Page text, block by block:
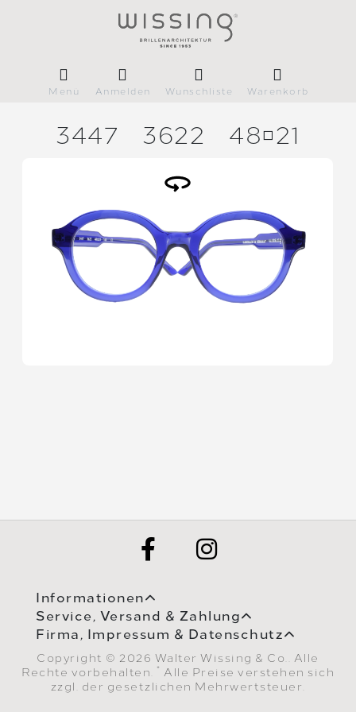
Menü Anmelden Wunschliste Warenkorb
3447 3622 4821
Informationen
Service, Versand & Zahlung
Firma, Impressum & Datenschutz
Copyright © 2026 Walter Wissing & Co.. Alle
Rechte vorbehalten.
* Alle Preise verstehen sich
zzgl. der gesetzlichen Mehrwertsteuer.